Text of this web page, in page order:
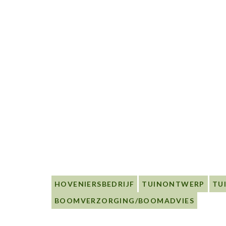
HOVENIERSBEDRIJF TUINONTWERP
BOOMVERZORGING/BOOMADVIES